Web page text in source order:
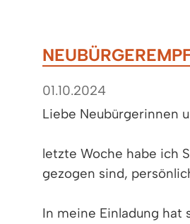
01.10.2024
Liebe Neubürgerinnen
letzte Woche habe ich
gezogen sind,
In meine Einladung hat